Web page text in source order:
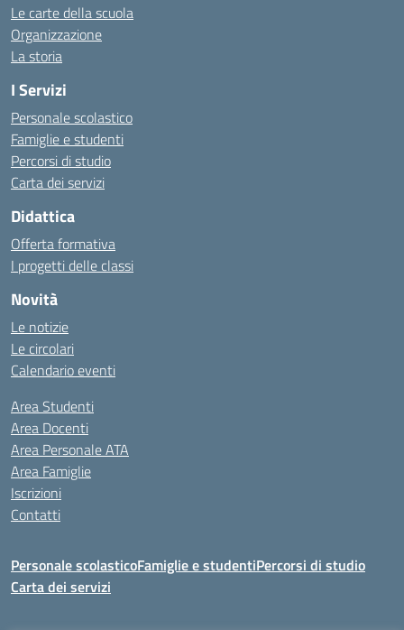
Le carte della scuola
Organizzazione
La storia
I Servizi
Personale scolastico
Famiglie e studenti
Percorsi di studio
Carta dei servizi
Didattica
Offerta formativa
I progetti delle classi
Novità
Le notizie
Le circolari
Calendario eventi
Area Studenti
Area Docenti
Area Personale ATA
Area Famiglie
Iscrizioni
Contatti
Personale scolasticoFamiglie e studentiPercorsi di studio
Carta dei servizi